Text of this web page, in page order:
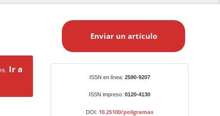
Ir a
a
Enviar un artículo
ISSN en línea: 2590-9207
ISSN impreso: 0120-4130
DOI: 10.25100/poligramas